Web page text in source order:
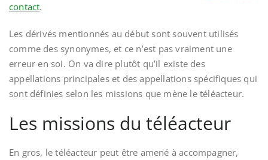
contact.
Les dérivés mentionnés au début sont souvent utilisés
comme des synonymes, et ce n’est pas vraiment une
erreur en soi. On va dire plutôt qu’il existe des
appellations principales et des appellations spécifiques qui
sont définies selon les missions que mène le téléacteur.
Les missions du téléacteur
En gros, le téléacteur peut être amené à accompagner,